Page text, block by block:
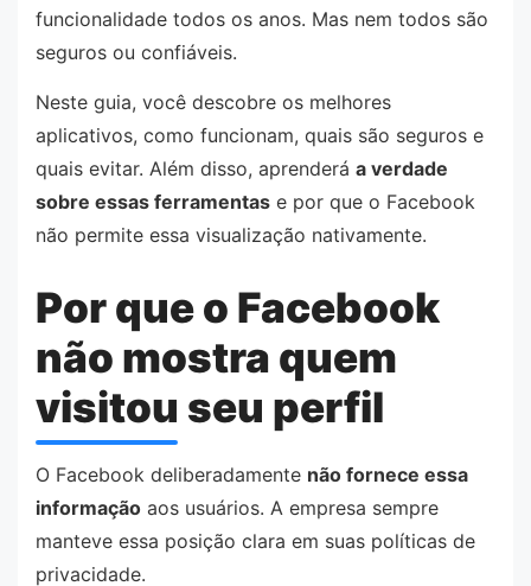
funcionalidade todos os anos. Mas nem todos são
seguros ou confiáveis.
Neste guia, você descobre os melhores
aplicativos, como funcionam, quais são seguros e
quais evitar. Além disso, aprenderá a verdade
sobre essas ferramentas e por que o Facebook
não permite essa visualização nativamente.
Por que o Facebook
não mostra quem
visitou seu perfil
O Facebook deliberadamente não fornece essa
informação aos usuários. A empresa sempre
manteve essa posição clara em suas políticas de
privacidade.